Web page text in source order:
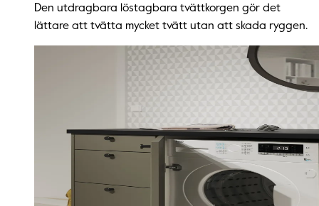
Den utdragbara löstagbara tvättkorgen gör det
lättare att tvätta mycket tvätt utan att skada ryggen.